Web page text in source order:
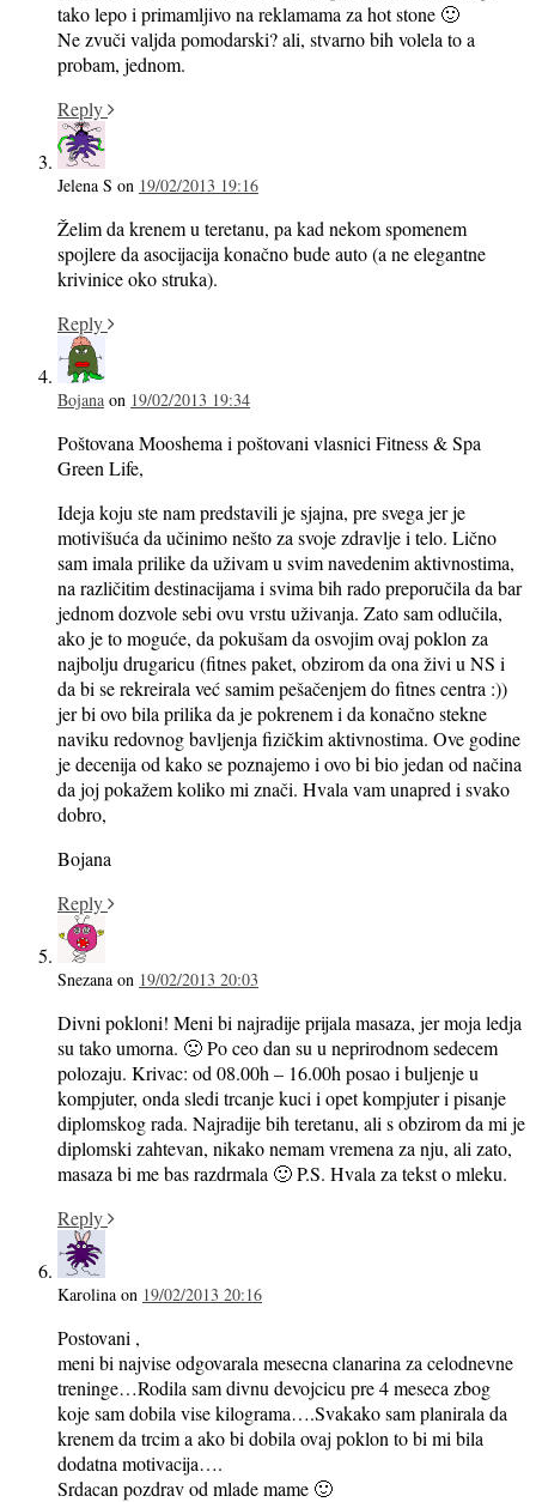
tako lepo i primamljivo na reklamama za hot stone 🙂
Ne zvuči valjda pomodarski? ali, stvarno bih volela to a
probam, jednom.
Reply
Jelena S on 19/02/2013 19:16
Želim da krenem u teretanu, pa kad nekom spomenem
spojlere da asocijacija konačno bude auto (a ne elegantne
krivinice oko struka).
Reply
Bojana on 19/02/2013 19:34
Poštovana Mooshema i poštovani vlasnici Fitness & Spa
Green Life,
Ideja koju ste nam predstavili je sjajna, pre svega jer je
motivišuća da učinimo nešto za svoje zdravlje i telo. Lično
sam imala prilike da uživam u svim navedenim aktivnostima,
na različitim destinacijama i svima bih rado preporučila da bar
jednom dozvole sebi ovu vrstu uživanja. Zato sam odlučila,
ako je to moguće, da pokušam da osvojim ovaj poklon za
najbolju drugaricu (fitnes paket, obzirom da ona živi u NS i
da bi se rekreirala već samim pešačenjem do fitnes centra :))
jer bi ovo bila prilika da je pokrenem i da konačno stekne
naviku redovnog bavljenja fizičkim aktivnostima. Ove godine
je decenija od kako se poznajemo i ovo bi bio jedan od načina
da joj pokažem koliko mi znači. Hvala vam unapred i svako
dobro,
Bojana
Reply
Snezana on 19/02/2013 20:03
Divni pokloni! Meni bi najradije prijala masaza, jer moja ledja
su tako umorna. 🙁 Po ceo dan su u neprirodnom sedecem
polozaju. Krivac: od 08.00h – 16.00h posao i buljenje u
kompjuter, onda sledi trcanje kuci i opet kompjuter i pisanje
diplomskog rada. Najradije bih teretanu, ali s obzirom da mi je
diplomski zahtevan, nikako nemam vremena za nju, ali zato,
masaza bi me bas razdrmala 🙂 P.S. Hvala za tekst o mleku.
Reply
Karolina on 19/02/2013 20:16
Postovani ,
meni bi najvise odgovarala mesecna clanarina za celodnevne
treninge…Rodila sam divnu devojcicu pre 4 meseca zbog
koje sam dobila vise kilograma….Svakako sam planirala da
krenem da trcim a ako bi dobila ovaj poklon to bi mi bila
dodatna motivacija….
Srdacan pozdrav od mlade mame 🙂